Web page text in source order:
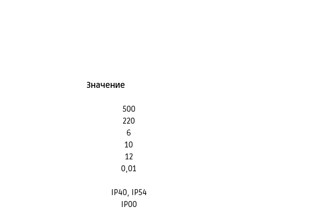
Значение
500
220
6
10
12
0,01
IP40, IP54
IP00